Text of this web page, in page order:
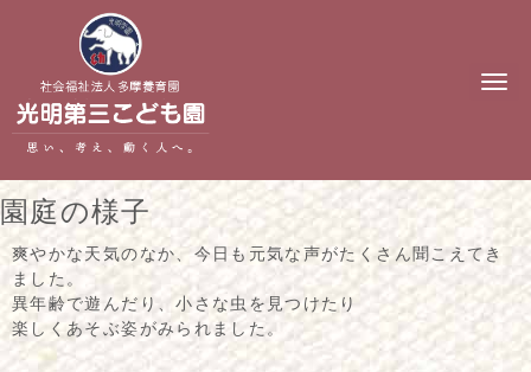
N
t
n
園庭の様子
爽やかな天気のなか、今日も元気な声がたくさん聞こえてき
ました。
異年齢で遊んだり、小さな虫を見つけたり
楽しくあそぶ姿がみられました。